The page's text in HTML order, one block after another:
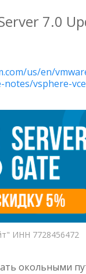
7.0
us/en/
notes/vsphere-
ИНН 7728456472
окольными